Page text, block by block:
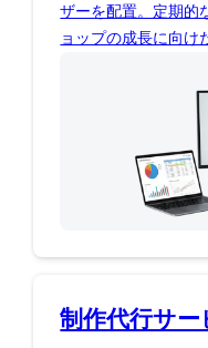
ザーを配置。定期的
ョップの成長に向け
制作代行サー